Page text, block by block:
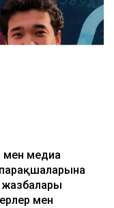
мен медиа
жазбалары
мен